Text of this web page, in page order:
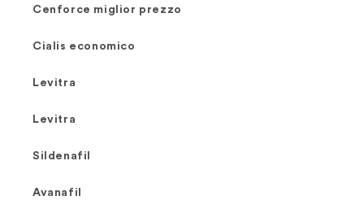
Cenforce miglior prezzo
Cialis economico
Levitra
Levitra
Sildenafil
Avanafil